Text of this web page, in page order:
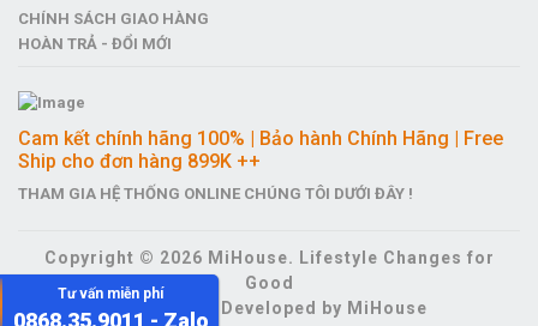
CHÍNH SÁCH GIAO HÀNG
HOÀN TRẢ - ĐỔI MỚI
Cam kết chính hãng 100% | Bảo hành Chính Hãng | Free
Ship cho đơn hàng 899K ++
THAM GIA HỆ THỐNG ONLINE CHÚNG TÔI DƯỚI ĐÂY !
Copyright © 2026 MiHouse. Lifestyle Changes for
Good
Designed & Developed by MiHouse
Tư vấn miễn phí
0868.35.9011 - Zalo